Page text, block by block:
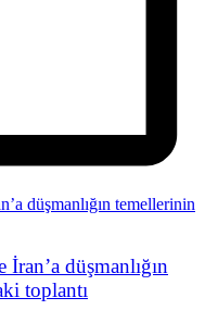
düşmanlığın
toplantı